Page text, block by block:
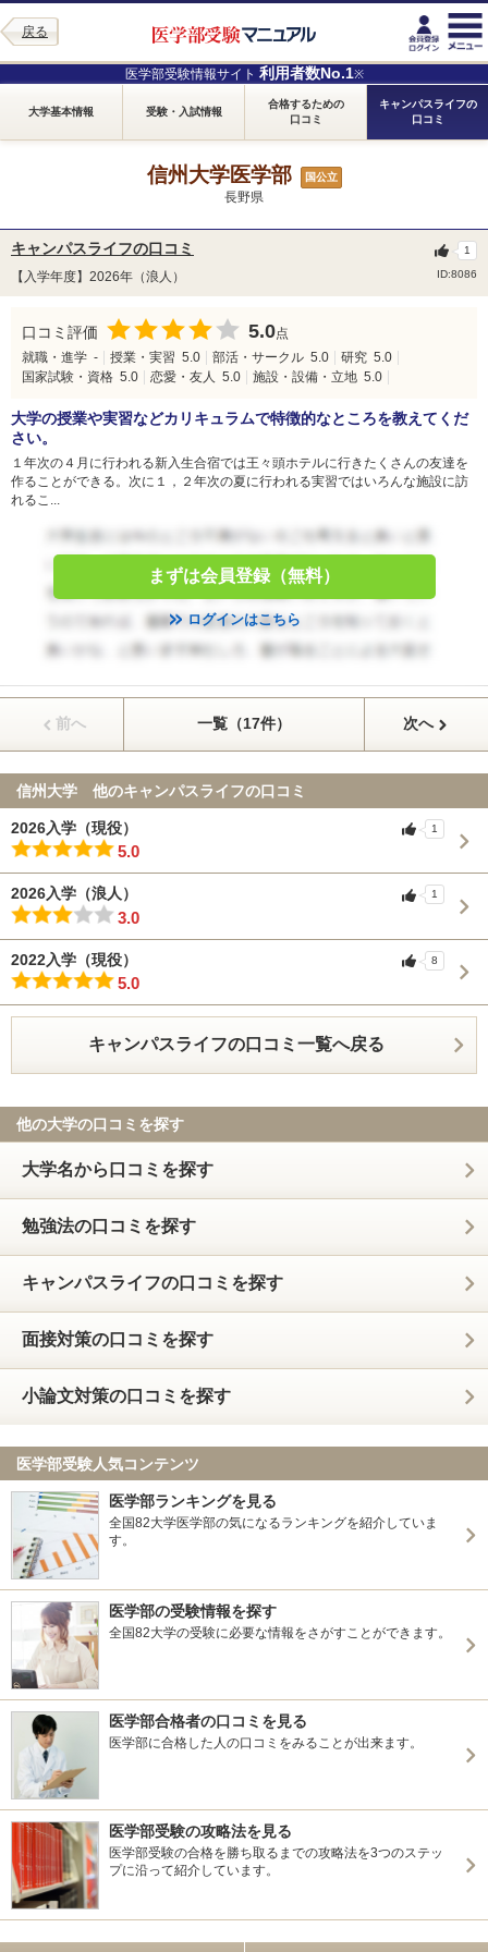
戻る
医学部受験情報サイト 利用者数No.1※
大学基本情報 受験・入試情報
合格するための
口コミ
キャンパスライフの
口コミ
信州大学医学部 国公立
長野県
キャンパスライフの口コミ
【入学年度】2026年（浪人） ID:8086
1
口コミ評価 5.0点
就職・進学 - 授業・実習 5.0 部活・サークル 5.0 研究 5.0
国家試験・資格 5.0 恋愛・友人 5.0 施設・設備・立地 5.0
大学の授業や実習などカリキュラムで特徴的なところを教えてくだ
さい。
１年次の４月に行われる新入生合宿では王々頭ホテルに行きたくさんの友達を
作ることができる。次に１，２年次の夏に行われる実習ではいろんな施設に訪
れるこ...
まずは会員登録（無料）
ログインはこちら
前へ 一覧（17件） 次へ
信州大学 他のキャンパスライフの口コミ
2026入学（現役）
5.0
1
2026入学（浪人）
3.0
1
2022入学（現役）
5.0
8
キャンパスライフの口コミ一覧へ戻る
他の大学の口コミを探す
大学名から口コミを探す
勉強法の口コミを探す
キャンパスライフの口コミを探す
面接対策の口コミを探す
小論文対策の口コミを探す
医学部受験人気コンテンツ
医学部ランキングを見る
全国82大学医学部の気になるランキングを紹介していま
す。
医学部の受験情報を探す
全国82大学の受験に必要な情報をさがすことができます。
医学部合格者の口コミを見る
医学部に合格した人の口コミをみることが出来ます。
医学部受験の攻略法を見る
医学部受験の合格を勝ち取るまでの攻略法を3つのステッ
プに沿って紹介しています。